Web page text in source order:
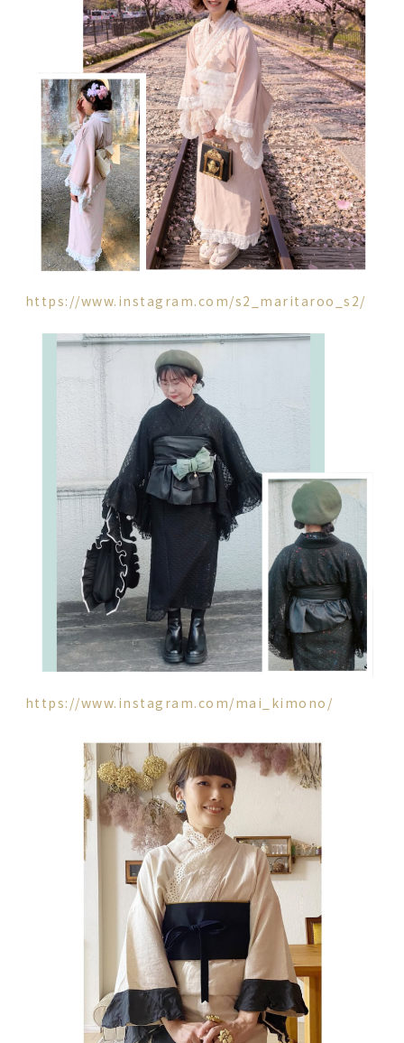
https://www.instagram.com/s2_maritaroo_s2/
https://www.instagram.com/mai_kimono/